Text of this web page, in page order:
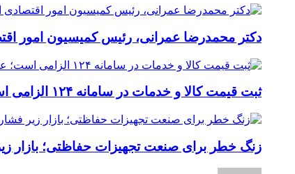
دکتر محمدرضا عمرانی، رئیس کمیسیون امور
ثبت قیمت کالا و خدمات در سامانه ۱۲۴ الزامی است؛ عدم ثبت، پس از ۱۵ روز تخلف محسوب می‌شود
زنگ خطر برای صنعت تجهیزات حفاظتی؛ بازار زیر